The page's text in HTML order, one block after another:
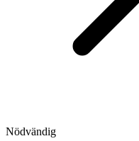
Nödvändig